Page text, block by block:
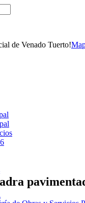
de Venado Tuerto!